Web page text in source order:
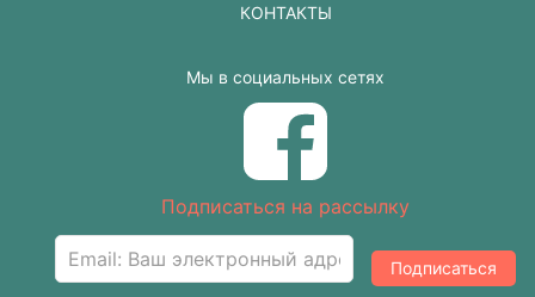
КОНТАКТЫ
Мы в социальных сетях
Подписаться на рассылку
Подписаться